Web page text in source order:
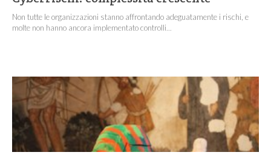
Non tutte le organizzazioni stanno affrontando adeguatamente i rischi, e
molte non hanno ancora implementato controlli...